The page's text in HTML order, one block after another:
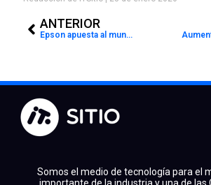
ANTERIOR
Epson apuesta al mundo de la moda
Somos el medio de tecnología para el
importante de la industria y una de las